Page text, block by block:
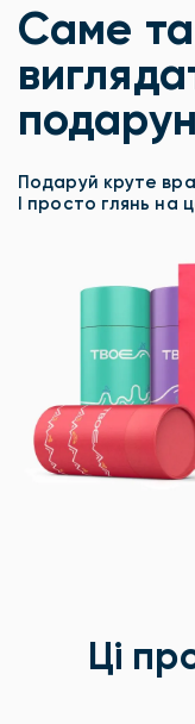
Саме
Подаруй круте
І просто глянь на
Ці